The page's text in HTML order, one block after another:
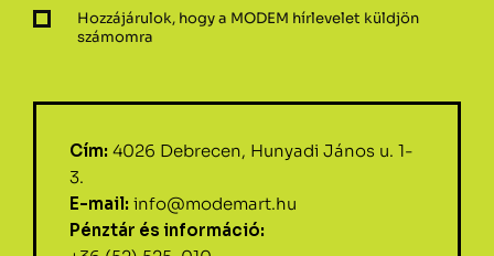
Hozzájárulok, hogy a MODEM hírlevelet küldjön
számomra
Cím: 4026 Debrecen, Hunyadi János u. 1-
3.
E-mail: info@modemart.hu
Pénztár és információ: